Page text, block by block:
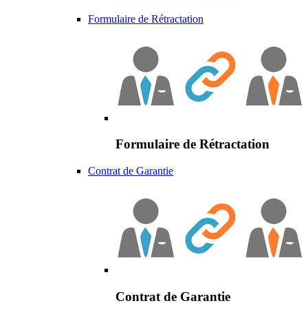
Formulaire de Rétractation
Formulaire de Rétractation
Contrat de Garantie
Contrat de Garantie